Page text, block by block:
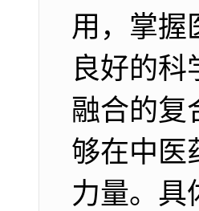
用，掌握
良好的
融合的复
够在中医
力量。具